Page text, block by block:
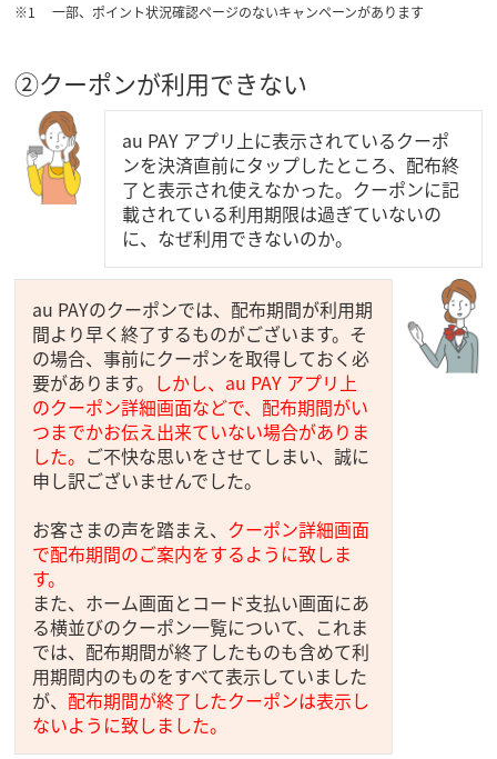
一部、ポイント状況確認ページのないキャンペーンがあります
②クーポンが利用できない
au PAY アプリ上に表示されているクーポ
ンを決済直前にタップしたところ、配布終
了と表示され使えなかった。クーポンに記
載されている利用期限は過ぎていないの
に、なぜ利用できないのか。
au PAYのクーポンでは、配布期間が利用期
間より早く終了するものがございます。そ
の場合、事前にクーポンを取得しておく必
要があります。 しかし、au PAY アプリ上
のクーポン詳細画面などで、配布期間がい
つまでかお伝え出来ていない場合がありま
した。 ご不快な思いをさせてしまい、誠に
申し訳ございませんでした。
お客さまの声を踏まえ、 クーポン詳細画面
で配布期間のご案内をするように致しま
す。
また、ホーム画面とコード支払い画面にあ
る横並びのクーポン一覧について、これま
では、配布期間が終了したものも含めて利
用期間内のものをすべて表示していました
が、 配布期間が終了したクーポンは表示し
ないように致しました。